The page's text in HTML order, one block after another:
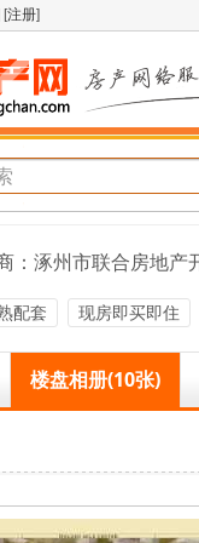
[注册]
： 涿州市联合房地产
配套 现房即买即住
楼盘相册(10张)